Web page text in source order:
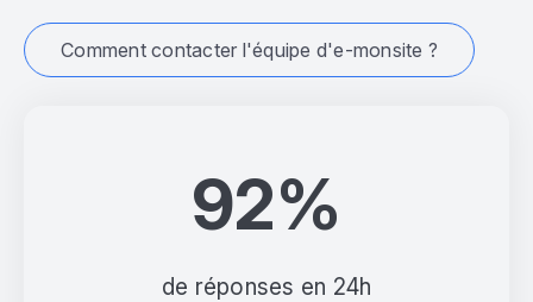
92%
de réponses en 24h
Comment contacter l'équipe d'e-monsite ?